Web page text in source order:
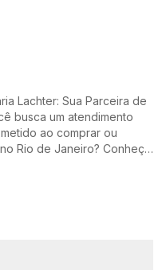
Lachter: Sua Parceira de
ao comprar ou
Rio de Janeiro? Conheça